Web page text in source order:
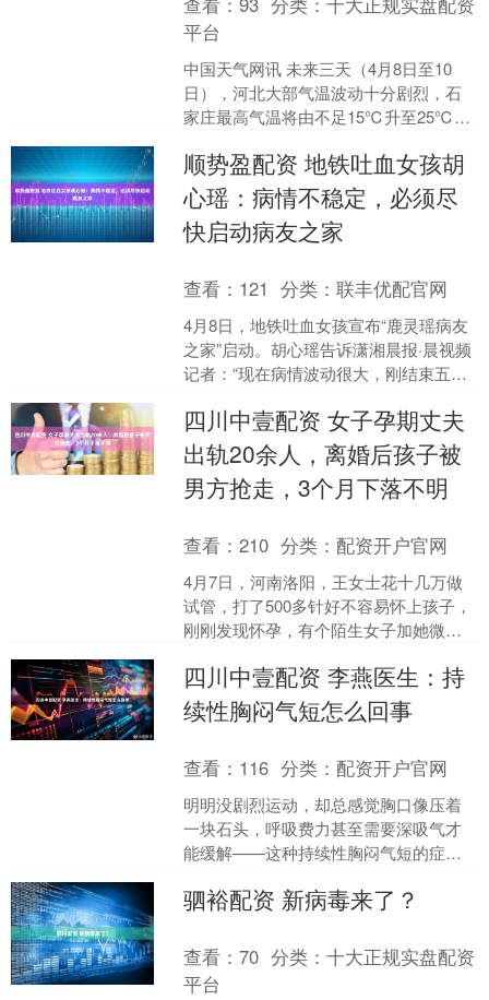
平台
中国天气网讯 未来三天（4月8日至10
日），河北大部气温波动十分剧烈，石
家庄最高气温将由不足15℃升至25℃以
现震荡。此外....
顺势盈配资 地铁吐血女孩胡
心瑶：病情不稳定，必须尽
快启动病友之家
查看： 121 分类：联丰优配官网
4月8日，地铁吐血女孩宣布“鹿灵瑶病友
之家”启动。胡心瑶告诉潇湘晨报·晨视频
记者：“现在病情波动很大，刚结束五天
快举行‘病友之....
四川中壹配资 女子孕期丈夫
出轨20余人，离婚后孩子被
男方抢走，3个月下落不明
查看：210 分类：配资开户官网
4月7日，河南洛阳，王女士花十几万做
试管，打了500多针好不容易怀上孩子，
刚刚发现怀孕，有个陌生女子加她微
还跟20多个女性有不....
四川中壹配资 李燕医生：持
续性胸闷气短怎么回事
查看： 116 分类：配资开户官网
明明没剧烈运动，却总感觉胸口像压着
一块石头，呼吸费力甚至需要深吸气才
能缓解——这种持续性胸闷气短的症
出现并非偶然，背后可能....
驷裕配资 新病毒来了？
查看：70 分类：十大正规实盘配资
平台